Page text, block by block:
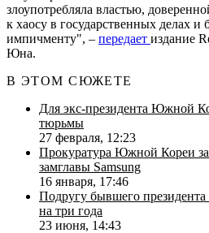
злоупотребляла властью,
к хаосу в государственных делах и
импичменту", – передает издание
Юна.
В ЭТОМ СЮЖЕТЕ
Для экс-президента Южной
тюрьмы
27 февраля, 12:23
Прокуратура Южной Кореи
замглавы Samsung
16 января, 17:46
Подругу бывшего
на три года
23 июня, 14:43